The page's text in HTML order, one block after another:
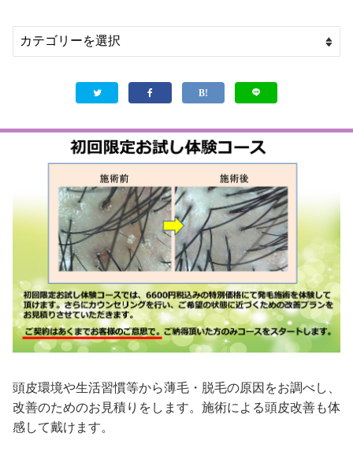
頭皮環境や生活習慣等から薄毛・脱毛の原因をお調べし、
改善のためのお見積りをします。施術による頭皮改善も体
感して戴けます。